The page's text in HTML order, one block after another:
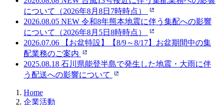
について（2026年8月8日7時時点）
2026.08.05 NEW 令和8年熊本地震に伴う集配への影響
について（2026年8月5日8時時点）
2026.07.06
【お盆特設】【8/9～8/17】お盆期間中の集
配業務のご案内
2025.08.18 石川県能登半島で発生した地震・大雨に伴
う配送への影響について
Home
企業活動